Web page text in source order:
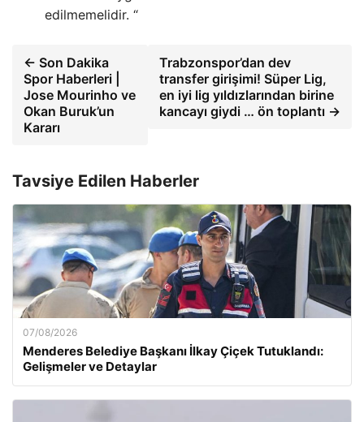
edilmemelidir. “
← Son Dakika
Spor Haberleri |
Jose Mourinho ve
Okan Buruk’un
Kararı
Trabzonspor’dan dev
transfer girişimi! Süper Lig,
en iyi lig yıldızlarından birine
kancayı giydi … ön toplantı →
Tavsiye Edilen Haberler
07/08/2026
Menderes Belediye Başkanı İlkay Çiçek Tutuklandı:
Gelişmeler ve Detaylar